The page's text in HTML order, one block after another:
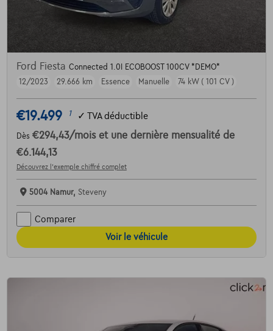
Ford Fiesta Connected 1.0I ECOBOOST 100CV *DEMO*
12/2023
29.666 km Essence Manuelle 74 kW ( 101 CV )
€19.499 1 ✓ TVA déductible
Dès €294,43/mois et une dernière mensualité de
€6.144,13
Découvrez l’exemple chiffré complet
5004 Namur, Steveny
Comparer
Voir le véhicule